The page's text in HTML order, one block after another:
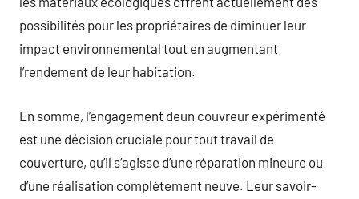
possibilités pour les propriétaires de diminuer leur
impact environnemental tout en augmentant
l’rendement de leur habitation.
En somme, l’engagement deun couvreur expérimenté
est une décision cruciale pour tout travail de
couverture, qu’il s’agisse d’une réparation mineure ou
d’une réalisation complètement neuve. Leur savoir-